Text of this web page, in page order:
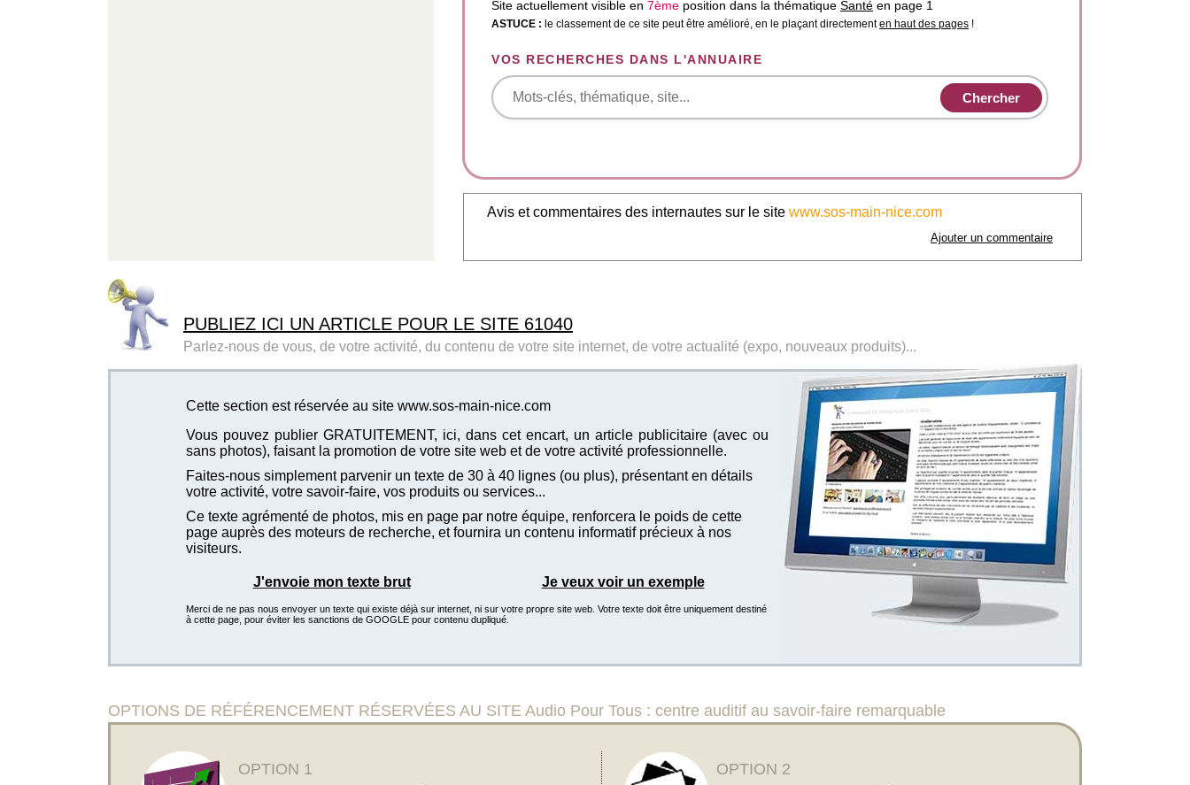
Site actuellement visible en 7ème position dans la thématique Santé en page 1
ASTUCE : le classement de ce site peut être amélioré, en le plaçant directementen haut des pages !
VOS RECHERCHES DANS L'ANNUAIRE
Avis et commentaires des internautes sur le site www.sos-main-nice.com
Ajouter un commentaire
PUBLIEZ ICI UN ARTICLE POUR LE SITE 61040
Parlez-nous de vous, de votre activité, du contenu de votre site internet, de votre actualité (expo, nouveaux produits)...
Cette section est réservée au site www.sos-main-nice.com
Vous pouvez publier GRATUITEMENT, ici, dans cet encart, un article publicitaire (avec ou
sans photos), faisant la promotion de votre site web et de votre activité professionnelle.
Faites-nous simplement parvenir un texte de 30 à 40 lignes (ou plus), présentant en détails
votre activité, votre savoir-faire, vos produits ou services...
Ce texte agrémenté de photos, mis en page par notre équipe, renforcera le poids de cette
page auprès des moteurs de recherche, et fournira un contenu informatif précieux à nos
visiteurs.
J'envoie mon texte brut Je veux voir un exemple
Merci de ne pas nous envoyer un texte qui existe déjà sur internet, ni sur votre propre site web. Votre texte doit être uniquement destiné
à cette page, pour éviter les sanctions de GOOGLE pour contenu dupliqué.
OPTIONS DE RÉFÉRENCEMENT RÉSERVÉES AU SITE Audio Pour Tous : centre auditif au savoir-faire remarquable
OPTION 1 OPTION 2